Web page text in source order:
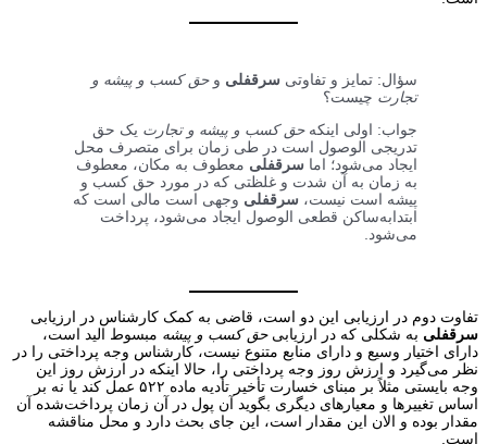
سؤال: تمایز و تفاوتی سرقفلی و حق کسب و پیشه و
تجارت چیست؟
جواب: اولی اینکه حق کسب و پیشه و تجارت یک حق
تدریجی الوصول است در طی زمان برای متصرف محل
ایجاد می‌شود؛ اما سرقفلی معطوف به مکان، معطوف
به زمان به آن شدت و غلظتی که در مورد حق کسب و
پیشه است نیست، سرقفلی وجهی است مالی است که
ابتدابه‌ساکن قطعی الوصول ایجاد می‌شود، پرداخت
می‌شود.
تفاوت دوم در ارزیابی این دو است، قاضی به کمک کارشناس در ارزیابی
سرقفلی به شکلی که در ارزیابیحق کسب و پیشه مبسوط الید است،
دارای اختیار وسیع و دارای منابع متنوع نیست، کارشناس وجه پرداختی را در
نظر می‌گیرد و ارزش روز وجه پرداختی را، حالا اینکه در ارزش روز این
وجه بایستی مثلاً بر مبنای خسارت تأخیر تأدیه ماده ۵۲۲ عمل کند یا نه بر
اساس تغییرها و معیارهای دیگری بگوید آن پول در آن زمان پرداخت‌شده آن
مقدار بوده و الان این مقدار است، این جای بحث دارد و محل مناقشه
است.